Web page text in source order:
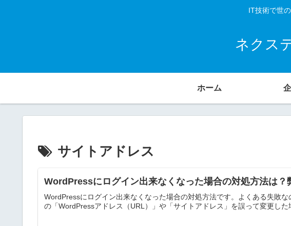
IT技術で世
ネクス
ホーム
サイトアドレス
WordPressにログイン出来なくなった場合の対処方法は？
WordPressにログイン出来なくなった場合の対処方法です。よくある失敗な
の「WordPressアドレス（URL）」や「サイトアドレス」を誤って変更した